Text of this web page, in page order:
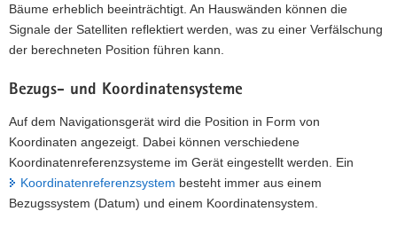
Bäume erheblich beeinträchtigt. An Hauswänden können die
Signale der Satelliten reflektiert werden, was zu einer Verfälschung
der berechneten Position führen kann.
Bezugs- und Koordinatensysteme
Auf dem Navigationsgerät wird die Position in Form von
Koordinaten angezeigt. Dabei können verschiedene
Koordinatenreferenzsysteme im Gerät eingestellt werden. Ein
Koordinatenreferenzsystem besteht immer aus einem
Bezugssystem (Datum) und einem Koordinatensystem.